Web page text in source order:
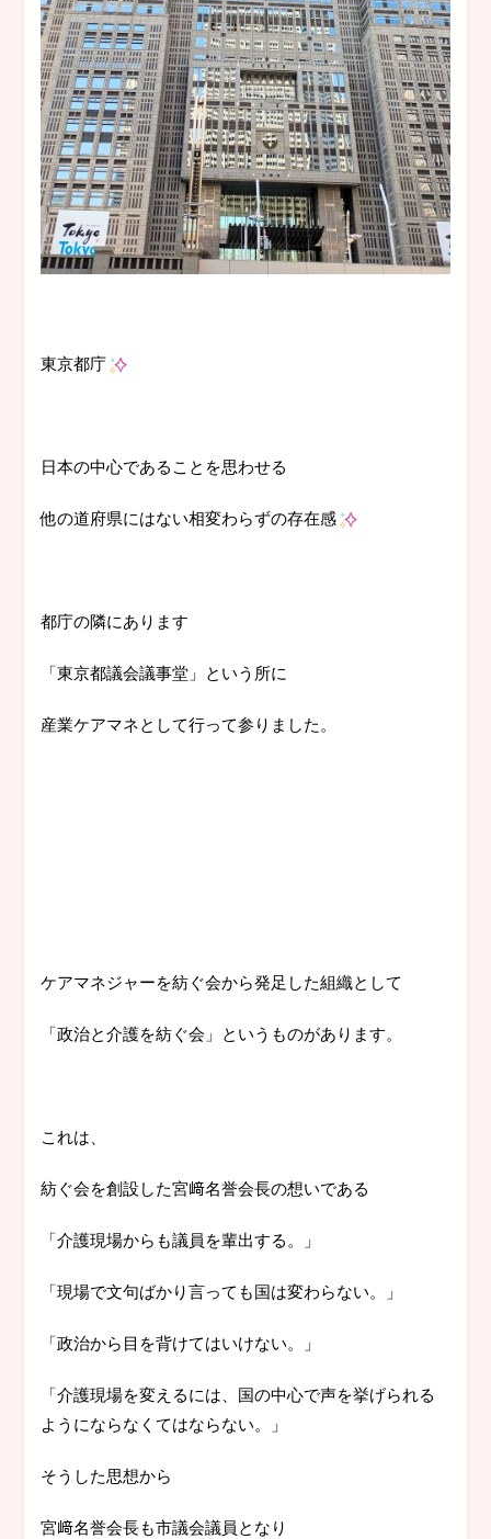
東京都庁
日本の中心であることを思わせる
他の道府県にはない相変わらずの存在感
都庁の隣にあります
「東京都議会議事堂」という所に
産業ケアマネとして行って参りました。
ケアマネジャーを紡ぐ会から発足した組織として
「政治と介護を紡ぐ会」というものがあります。
これは、
紡ぐ会を創設した宮﨑名誉会長の想いである
「介護現場からも議員を輩出する。」
「現場で文句ばかり言っても国は変わらない。」
「政治から目を背けてはいけない。」
「介護現場を変えるには、国の中心で声を挙げられる
ようにならなくてはならない。」
そうした思想から
宮﨑名誉会長も市議会議員となり